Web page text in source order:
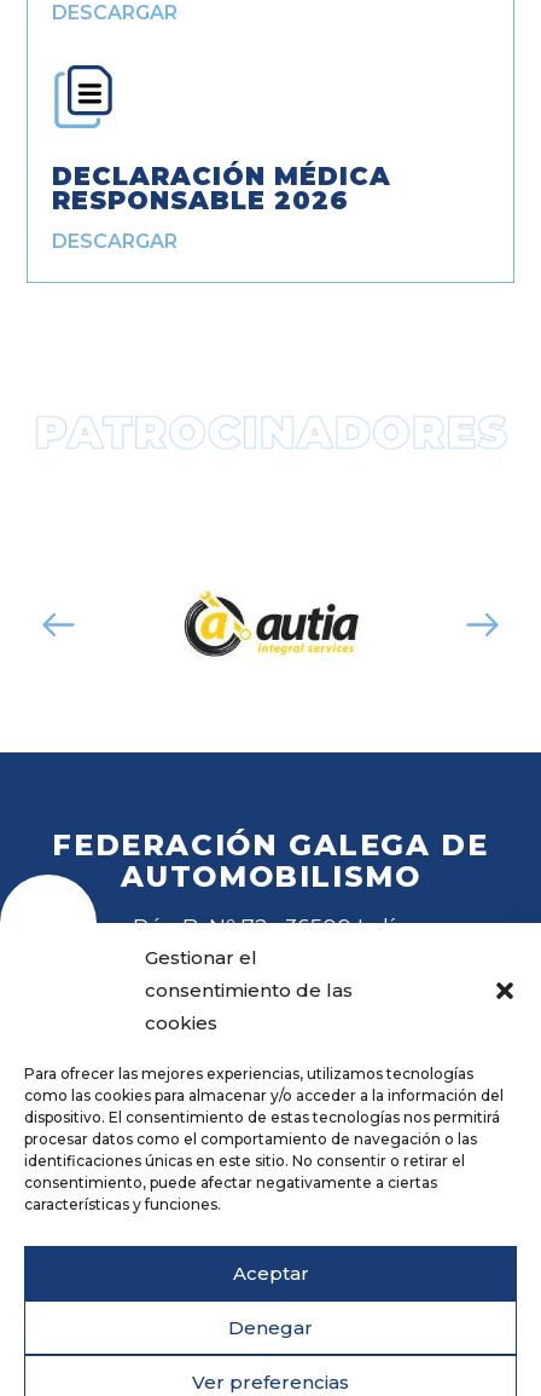
Gestionar el
consentimiento de las
cookies
Para ofrecer las mejores experiencias, utilizamos tecnologías
como las cookies para almacenar y/o acceder a la información del
dispositivo. El consentimiento de estas tecnologías nos permitirá
procesar datos como el comportamiento de navegación o las
identificaciones únicas en este sitio. No consentir o retirar el
consentimiento, puede afectar negativamente a ciertas
características y funciones.
Aceptar
Denegar
Ver preferencias
DESCARGAR
DECLARACIÓN MÉDICA
RESPONSABLE 2026
DESCARGAR
FEDERACIÓN GALEGA DE
AUTOMOBILISMO
Rúa B, Nº 72 · 36500 Lalín
Tel. 988 27 28 41
Emailfga@fga.es
Hora local:
Repositorio
Aviso legal
Política de privacidade
Cookies
Accesibilidade
Deseño web